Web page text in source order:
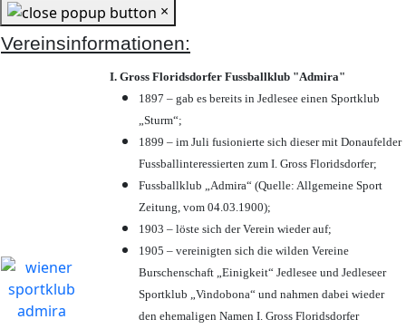
×
Vereinsinformationen:
I. Gross Floridsdorfer Fussballklub "Admira"
1897 – gab es bereits in Jedlesee einen Sportklub
„Sturm“;
1899 – im Juli fusionierte sich dieser mit Donaufelder
Fussballinteressierten zum I. Gross Floridsdorfer;
Fussballklub „Admira“ (Quelle: Allgemeine Sport
Zeitung, vom 04.03.1900);
1903 – löste sich der Verein wieder auf;
1905 – vereinigten sich die wilden Vereine
Burschenschaft „Einigkeit“ Jedlesee und Jedleseer
Sportklub „Vindobona“ und nahmen dabei wieder
den ehemaligen Namen I. Gross Floridsdorfer